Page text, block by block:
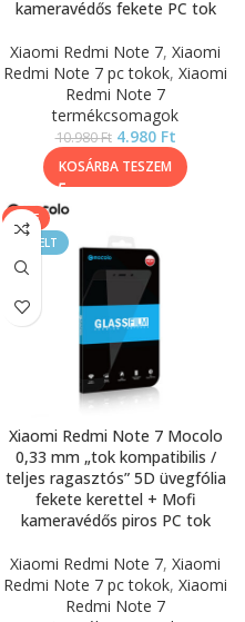
kameravédős fekete PC tok
Xiaomi Redmi Note 7, Xiaomi
Redmi Note 7 pc tokok, Xiaomi
Redmi Note 7
termékcsomagok
10.980Ft 4.980 Ft
KOSÁRBA TESZEM
SALE
KIEMELT
Xiaomi Redmi Note 7 Mocolo
0,33 mm „tok kompatibilis /
teljes ragasztós” 5D üvegfólia
fekete kerettel + Mofi
kameravédős piros PC tok
Xiaomi Redmi Note 7, Xiaomi
Redmi Note 7 pc tokok, Xiaomi
Redmi Note 7